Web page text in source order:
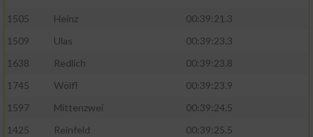
1505
Heinz
00:39:21.3
1509
Ulas
00:39:23.3
1638
Redlich
00:39:23.8
1745
Wölfl
00:39:23.9
1597
Mittenzwei
00:39:24.5
1425
Reinfeld
00:39:25.5
Messung der Performance von Inhalten
oder Kombinationen von Daten aus
Entwicklung und Verbesserung der Angebote